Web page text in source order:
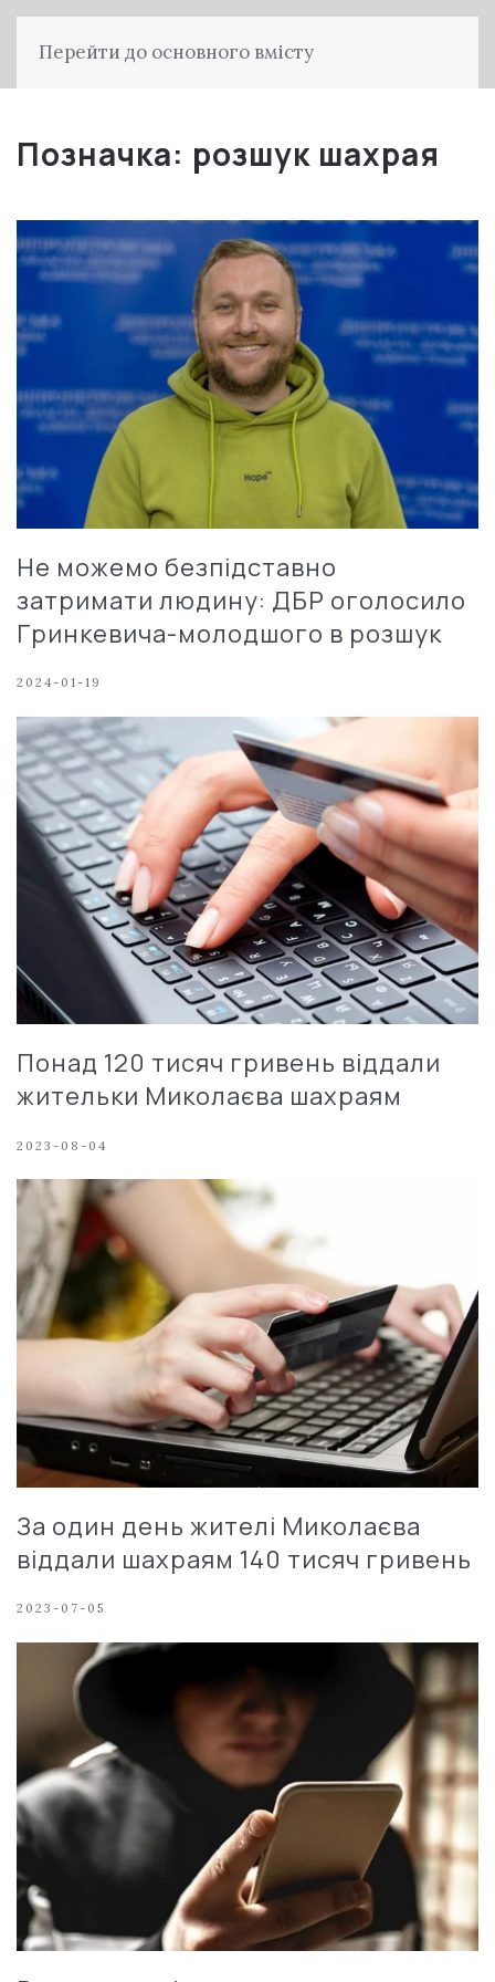
Перейти до основного вмісту
Позначка: розшук шахрая
Не можемо безпідставно
затримати людину: ДБР оголосило
Гринкевича-молодшого в розшук
2024-01-19
Понад 120 тисяч гривень віддали
жительки Миколаєва шахраям
2023-08-04
За один день жителі Миколаєва
віддали шахраям 140 тисяч гривень
2023-07-05